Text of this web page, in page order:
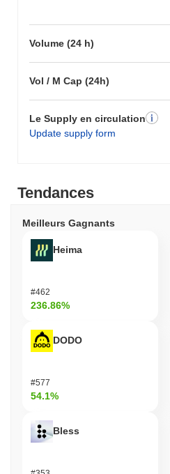
Volume (24 h)
Vol / M Cap (24h)
Le Supply en circulation
Update supply form
Tendances
Meilleurs Gagnants
Heima
#462
236.86%
DODO
#577
54.1%
Bless